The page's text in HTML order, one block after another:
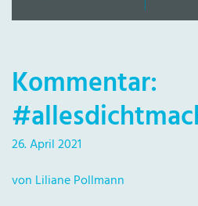
Kommentar:
26. April 2021
von Liliane Pollmann